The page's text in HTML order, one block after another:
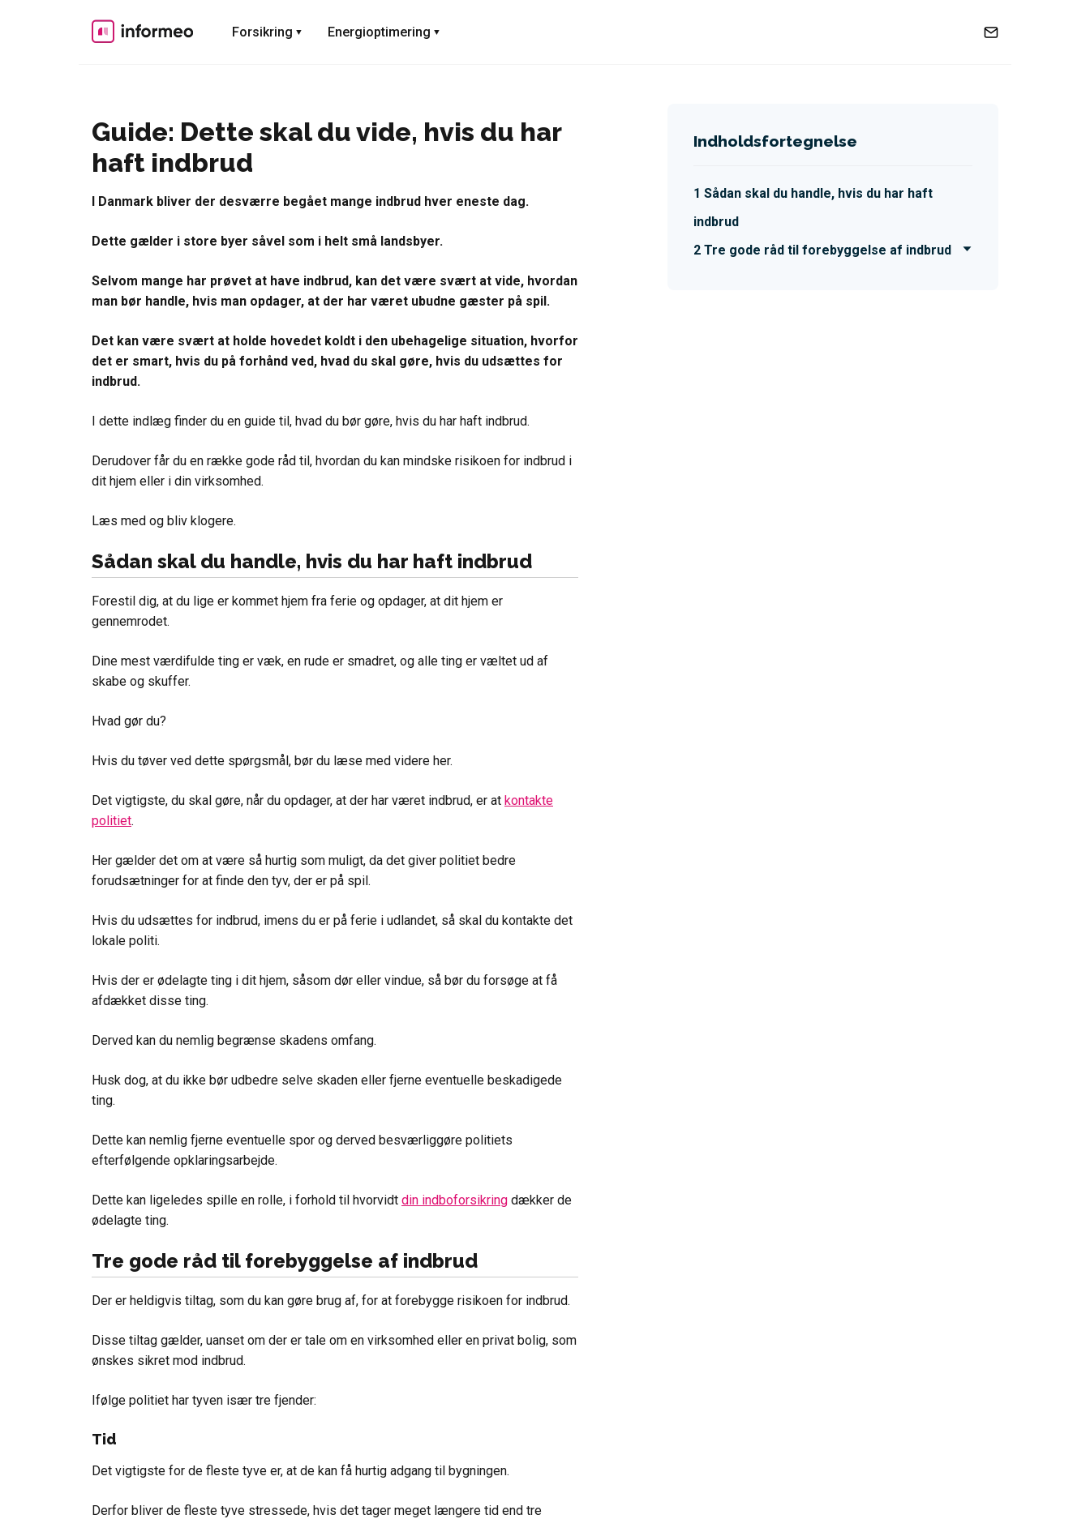
Forsikring Energioptimering
Guide: Dette skal du vide, hvis du har
haft indbrud
I Danmark bliver der desværre begået mange indbrud hver eneste dag.
Dette gælder i store byer såvel som i helt små landsbyer.
Selvom mange har prøvet at have indbrud, kan det være svært at vide, hvordan
man bør handle, hvis man opdager, at der har været ubudne gæster på spil.
Det kan være svært at holde hovedet koldt i den ubehagelige situation, hvorfor
det er smart, hvis du på forhånd ved, hvad du skal gøre, hvis du udsættes for
indbrud.
I dette indlæg finder du en guide til, hvad du bør gøre, hvis du har haft indbrud.
Derudover får du en række gode råd til, hvordan du kan mindske risikoen for indbrud i
dit hjem eller i din virksomhed.
Læs med og bliv klogere.
Sådan skal du handle, hvis du har haft indbrud
Forestil dig, at du lige er kommet hjem fra ferie og opdager, at dit hjem er
gennemrodet.
Dine mest værdifulde ting er væk, en rude er smadret, og alle ting er væltet ud af
skabe og skuffer.
Hvad gør du?
Hvis du tøver ved dette spørgsmål, bør du læse med videre her.
Det vigtigste, du skal gøre, når du opdager, at der har været indbrud, er at kontakte
politiet.
Her gælder det om at være så hurtig som muligt, da det giver politiet bedre
forudsætninger for at finde den tyv, der er på spil.
Hvis du udsættes for indbrud, imens du er på ferie i udlandet, så skal du kontakte det
lokale politi.
Hvis der er ødelagte ting i dit hjem, såsom dør eller vindue, så bør du forsøge at få
afdækket disse ting.
Derved kan du nemlig begrænse skadens omfang.
Husk dog, at du ikke bør udbedre selve skaden eller fjerne eventuelle beskadigede
ting.
Dette kan nemlig fjerne eventuelle spor og derved besværliggøre politiets
efterfølgende opklaringsarbejde.
Dette kan ligeledes spille en rolle, i forhold til hvorvidt din indboforsikring dækker de
ødelagte ting.
Tre gode råd til forebyggelse af indbrud
Der er heldigvis tiltag, som du kan gøre brug af, for at forebygge risikoen for indbrud.
Disse tiltag gælder, uanset om der er tale om en virksomhed eller en privat bolig, som
ønskes sikret mod indbrud.
Ifølge politiet har tyven især tre fjender:
Tid
Det vigtigste for de fleste tyve er, at de kan få hurtig adgang til bygningen.
Derfor bliver de fleste tyve stressede, hvis det tager meget længere tid end tre
Indholdsfortegnelse
Sådan skal du handle, hvis du har haft
indbrud
Tre gode råd til forebyggelse af indbrud